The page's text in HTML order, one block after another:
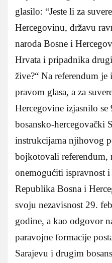
glasilo: “Jeste li za
Hercegovinu, državu
naroda Bosne i
Hrvata i pripadnika
žive?“ Na referendum
pravom glasa, a za
Hercegovine izjasnilo
bosansko-hercegovački
instrukcijama njihovog
bojkotovali referendum,
onemogućiti ispravnost
Republika Bosna i
svoju nezavisnost 29.
godine, a kao odgovor
paravojne formacije
Sarajevu i drugim